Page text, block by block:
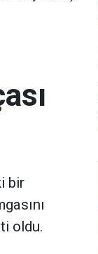
bir
oldu.